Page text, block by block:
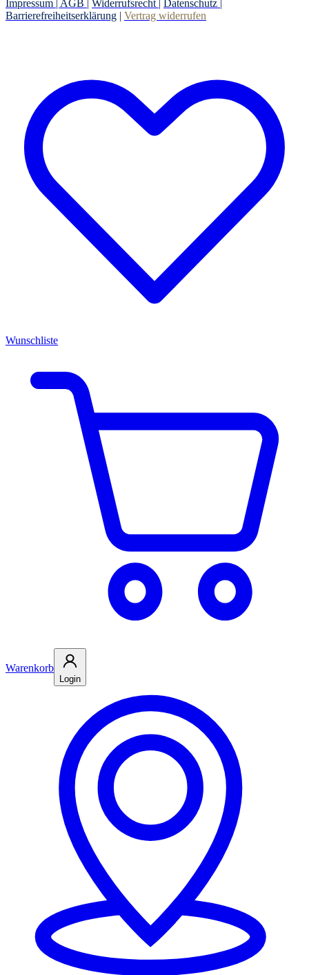
Impressum | AGB | Widerrufsrecht | Datenschutz |
Barrierefreiheitserklärung | Vertrag widerrufen
Wunschliste
Warenkorb
Login